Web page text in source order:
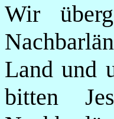
Wir
Land und
bitten